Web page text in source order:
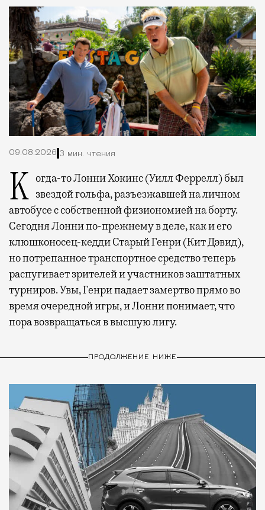
09.08.2026 3 мин. чтения
Когда-то Лонни Хокинс (Уилл Феррелл) был звездой гольфа, разъезжавшей на личном
автобусе с собственной физиономией на борту.
Сегодня Лонни по-прежнему в деле, как и его
клюшконосец-кедди Старый Генри (Кит Дэвид),
но потрепанное транспортное средство теперь
распугивает зрителей и участников заштатных
турниров. Увы, Генри падает замертво прямо во
время очередной игры, и Лонни понимает, что
пора возвращаться в высшую лигу.
ПРОДОЛЖЕНИЕ НИЖЕ